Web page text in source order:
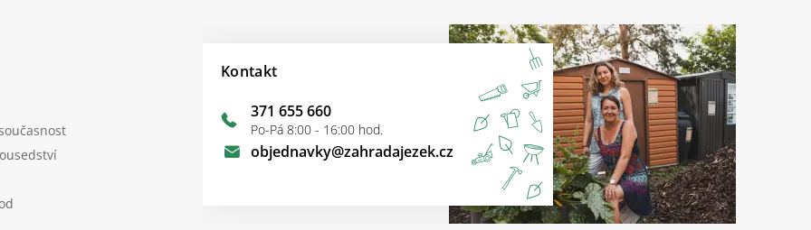
Kontakt
objednavky@zahradajezek.cz
371 655 660
Po-Pá 8:00 - 16:00 hod.